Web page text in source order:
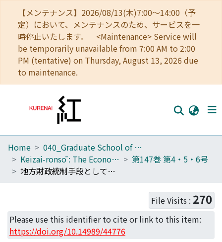
【メンテナンス】2026/08/13(木)7:00～14:00（予
定）において、メンテナンスのため、サービスを一
時停止いたします。 <Maintenance> Service will
be temporarily unavailable from 7:00 AM to 2:00
PM (tentative) on Thursday, August 13, 2026 due
to maintenance.
Home
Communities
Access Statistics
Home
040_Graduate School of Economics
Keizai-ronsō : The Economic Review
第147巻 第4・5・6号
地方財政統制手段としての地方交付税(2)―交付税によるナショナル・マクシマム統制について―
File Visits : 270
Please use this identifier to cite or link to this item:
https://doi.org/10.14989/44776